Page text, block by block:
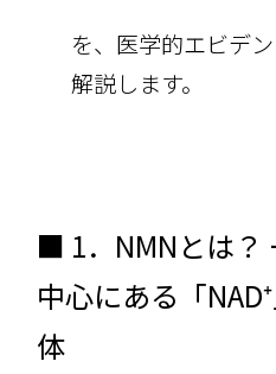
を、医学的エビデ
解説します。
■ 1．NMNとは？
中心にある「
体